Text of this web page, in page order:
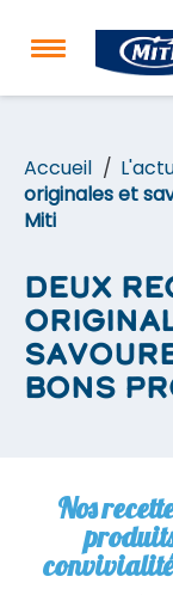
Accueil
originales et
Miti
Deux
bons
Nos
convivialité